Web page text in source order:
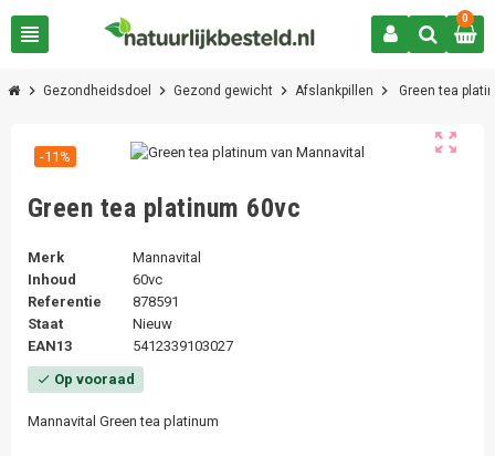
view_headline
0
chevron_right Gezondheidsdoel chevron_right Gezond gewicht chevron_right Afslankpillen chevron_right Green tea
zoom_out_map
-11%
Green tea platinum 60vc
Merk
Mannavital
Inhoud
60vc
Referentie
878591
Staat
Nieuw
EAN13
5412339103027
check Op vooraad
Mannavital Green tea platinum